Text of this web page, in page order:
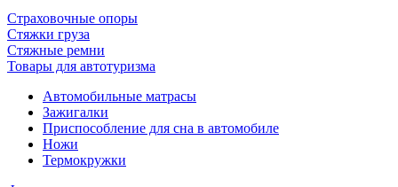
Страховочные опоры
Стяжки груза
Стяжные ремни
Товары для автотуризма
Автомобильные матрасы
Зажигалки
Приспособление для сна в автомобиле
Ножи
Термокружки